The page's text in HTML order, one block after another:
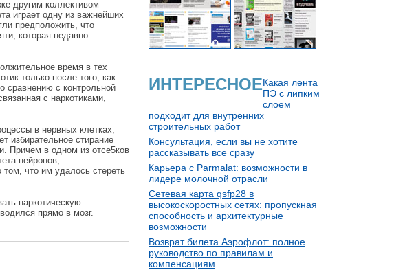
другим коллективом
играет одну из важнейших
предположить, что
которая недавно
время в тех
только после того, как
с контрольной
с наркотиками,
в нервных клетках,
избирательное стирание
Причем в одном из отсе5ков
нейронов,
что им удалось стереть
наркотическую
прямо в мозг.
ИНТЕРЕСНОЕКакая лента
ПЭ с липким
слоем
подходит для внутренних
строительных работ
Консультация, если вы не хотите
рассказывать все сразу
Карьера с Parmalat: возможности в
лидере молочной отрасли
Сетевая карта qsfp28 в
высокоскоростных сетях: пропускная
способность и архитектурные
возможности
Возврат билета Аэрофлот: полное
руководство по правилам и
компенсациям